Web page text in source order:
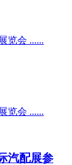
览会 ......
览会 ......
汽配展参